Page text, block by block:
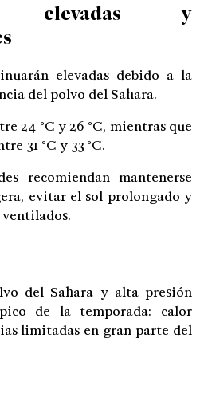
elevadas y
elevadas debido a la
del polvo del Sahara.
24 °C y 26 °C, mientras que
31 °C y 33 °C.
recomiendan mantenerse
evitar el sol prolongado y
ventilados.
del Sahara y alta presión
de la temporada: calor
limitadas en gran parte del